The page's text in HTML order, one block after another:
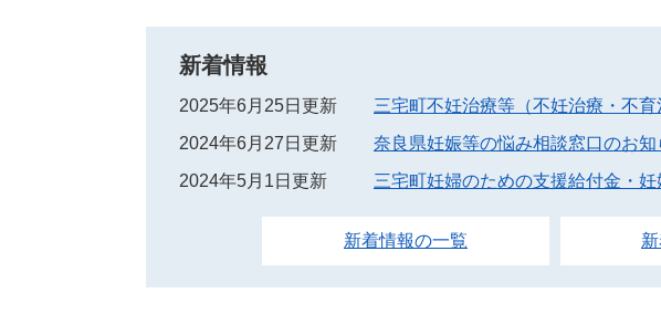
新着情報
2025年6月25日更新
三宅町不妊治療等（不妊治療・不
2024年6月27日更新
奈良県妊娠等の悩み相談窓口のお知
2024年5月1日更新
三宅町妊婦のための支援給付金・
新着情報の一覧